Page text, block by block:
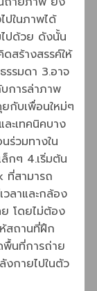
ปในภาพได้
ไปด้วย ดังนั้น
สร้างสรรค์ให้
รรมดา 3.อาจ
บการล่าภาพ
กับเพื่อนใหม่ๆ
ะเทคนิคบาง
ร่วมทางใน
กๆ 4.เริ่มต้น
ที่สามารถ
วลาและกล้อง
โดยไม่ต้อง
สถานที่ฝึก
พื้นที่การถ่าย
งกายไปในตัว